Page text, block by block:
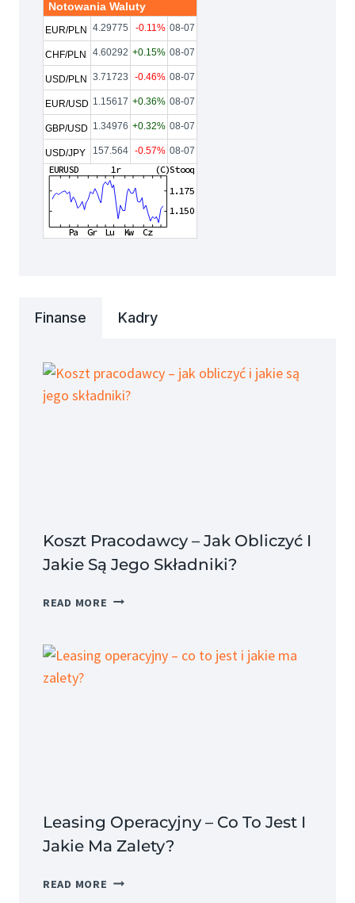
Notowania Waluty
EUR/PLN 4.29775 -0.11% 08-07
CHF/PLN 4.60292 +0.15% 08-07
USD/PLN 3.71723 -0.46% 08-07
EUR/USD 1.15617 +0.36% 08-07
GBP/USD 1.34976 +0.32% 08-07
USD/JPY 157.564 -0.57% 08-07
Finanse Kadry
Koszt Pracodawcy – Jak Obliczyć I
Jakie Są Jego Składniki?
READ MORE KOSZT
JAK
Leasing Operacyjny – Co To Jest I
Jakie Ma Zalety?
READ MORE LEASING